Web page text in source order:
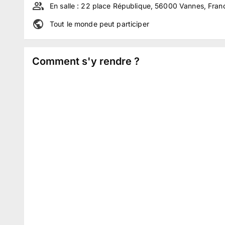
En salle : 22 place République, 56000 Vannes,
Tout le monde peut participer
Comment s'y rendre ?